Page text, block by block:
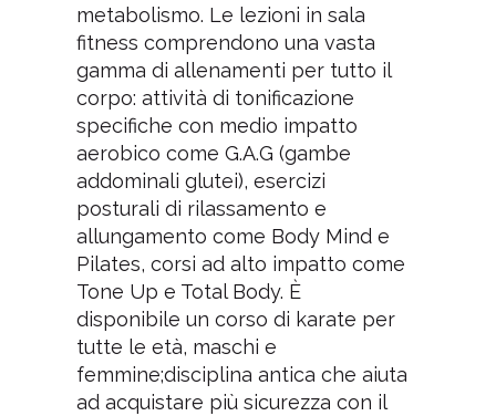
metabolismo. Le lezioni in sala
fitness comprendono una vasta
gamma di allenamenti per tutto il
corpo: attività di tonificazione
specifiche con medio impatto
aerobico come G.A.G (gambe
addominali glutei), esercizi
posturali di rilassamento e
allungamento come Body Mind e
Pilates, corsi ad alto impatto come
Tone Up e Total Body. È
disponibile un corso di karate per
tutte le età, maschi e
femmine;disciplina antica che aiuta
ad acquistare più sicurezza con il